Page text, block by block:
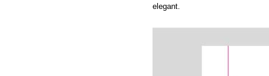
elegant.